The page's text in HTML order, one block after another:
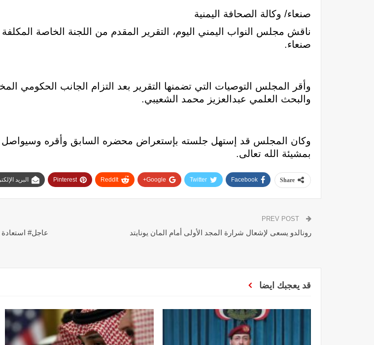
صنعاء/ وكالة الصحافة اليمنية
ناقش مجلس النواب اليمني اليوم، التقرير المقدم من اللجنة الخاصة
صنعاء.
وأقر المجلس التوصيات التي تضمنها التقرير بعد التزام الجانب الحكومي
والبحث العلمي عبدالعزيز محمد الشعيبي.
وكان المجلس قد إستهل جلسته بإستعراض محضره السابق وأقره وسيواصل
بمشيئة الله تعالى.
Share
Facebook
Twitter
Google+
ReddIt
Pinterest البريد
رونالدو يسعى لإشعال شرارة المجد الأولى أمام المان يونايتد
عاجل# استعادة
قد يعجبك ايضا